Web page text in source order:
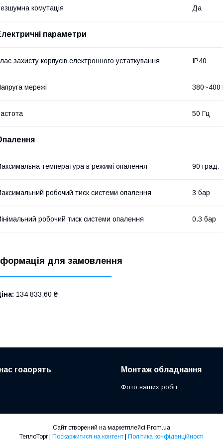
комутація Да
параметри
захисту корпусів електронного устаткування IP40
мережі 380~400
50 Гц
температура в режимі опалення 90 град.
робочий тиск системи опалення 3 бар
робочий тиск системи опалення 0.3 бар
для замовлення
134 833,60 ₴
гоаорять Монтаж обладнання
Фото наших робіт
Сайт створений на маркетплейсі Prom.ua
ТеплоТорг | Поскаржитися на контент | Політика конфіденційності